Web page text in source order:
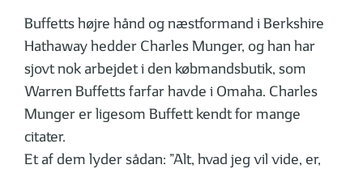
Buffetts højre hånd og næstformand i Berkshire
Hathaway hedder Charles Munger, og han har
sjovt nok arbejdet i den købmandsbutik, som
Warren Buffetts farfar havde i Omaha. Charles
Munger er ligesom Buffett kendt for mange
citater.
Et af dem lyder sådan: ”Alt, hvad jeg vil vide, er,